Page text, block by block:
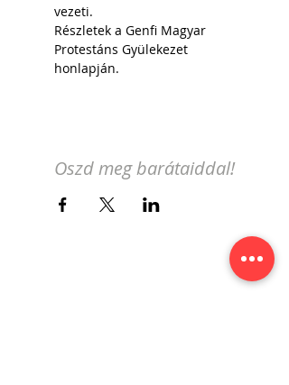
vezeti.
Részletek a Genfi Magyar
Protestáns Gyülekezet
honlapján.
Oszd meg barátaiddal!